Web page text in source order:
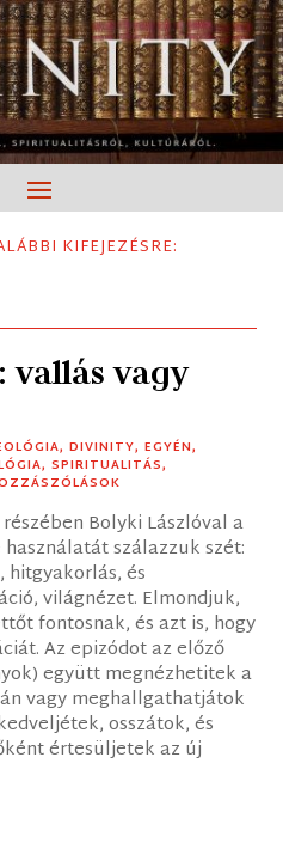
KIFEJEZÉSRE:
vallás vagy
,DIVINITY,EGYÉN,
,SPIRITUALITÁS,
Bolyki Lászlóval a
szálazzuk szét:
hitgyakorlás, és
világnézet. Elmondjuk,
fontosnak, és azt is, hogy
Az epizódot az előző
együtt megnézhetitek a
vagy meghallgathatjátok
osszátok, és
értesüljetek az új